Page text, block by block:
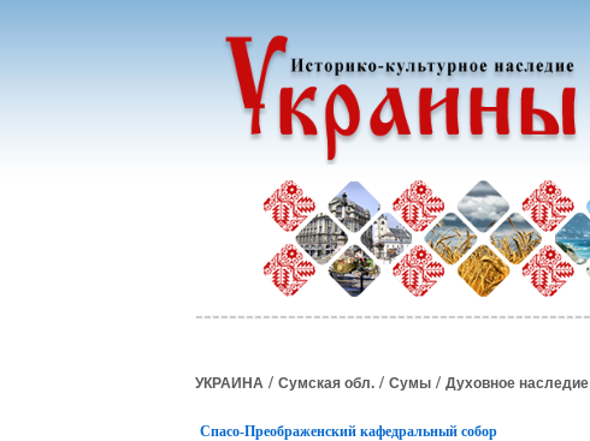
УКРАИНА / Сумская обл. / Сумы / Духовное наследие
Спасо-Преображенский кафедральный собор